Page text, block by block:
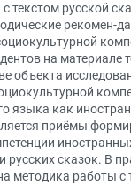
текстом русской
рекомен-
на материале
объекта
языка как
приёмы
русских сказок. В
методика работы с